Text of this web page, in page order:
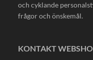
och cyklande
frågor och önskemål.
KONTAKT